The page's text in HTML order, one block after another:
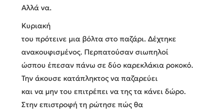
Αλλά να.
Κυριακή
του πρότεινε μια βόλτα στο παζάρι. Δέχτηκε
ανακουφισμένος. Περπατούσαν σιωπηλοί
ώσπου έπεσαν πάνω σε δύο καρεκλάκια ροκοκό.
Την άκουσε κατάπληκτος να παζαρεύει
και να μην του επιτρέπει να της τα κάνει δώρο.
Στην επιστροφή τη ρώτησε πώς θα